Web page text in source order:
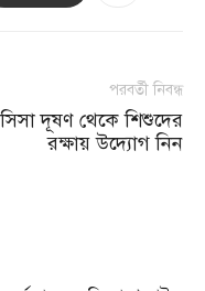
পরবর্তী নিবন্ধ
সিসা দূষণ থেকে শিশুদের
রক্ষায় উদ্যোগ নিন